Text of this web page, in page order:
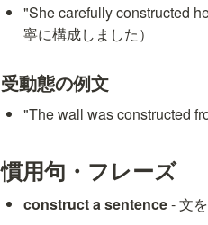
"She carefully constructed
寧に構成しました）
受動態の例文
"The wall was constructed
慣用句・フレーズ
construct a sentence - 文